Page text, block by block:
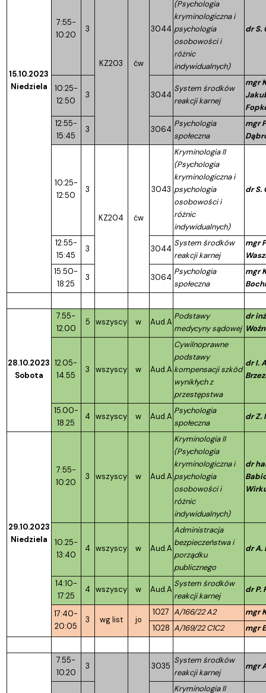
15.10.2023
Niedziela
7:55-
10:20
3
KZ203 ćw
3044
(Psychologia
kryminologiczna i
psychologia
osobowości i
różnic
indywidualnych)
dr S.
10:25-
12:50
3 3044
System środków
reakcji karnej
mgr
12:55-
15:45
3 3064
Psychologia
społeczna
mgr
10:25-
12:50
3
KZ204 ćw
3043
Kryminologia II
(Psychologia
kryminologiczna i
psychologia
osobowości i
różnic
indywidualnych)
dr S.
12:55-
15:45
3 3044
System środków
reakcji karnej
mgr
15:50-
18:25
3 3064
Psychologia
społeczna
mgr
28.10.2023
Sobota
7.55-
12.00
5 wszyscy w Aud.A
Podstawy
medycyny sądowej
dr
12.05-
14.55
3 wszyscy w Aud.A
Cywilnoprawne
podstawy
kompensacji szkód
wynikłych z
przestępstwa
dr I.
15.00-
18.25
4 wszyscy w Aud.A
Psychologia
społeczna
dr Z.
29.10.2023
Niedziela
7:55-
10:20
3 wszyscy w Aud.A
Kryminologia II
(Psychologia
kryminologiczna i
psychologia
osobowości i
różnic
indywidualnych)
dr
10:25-
13:40
4 wszyscy w Aud.A
Administracja
bezpieczeństwa i
porządku
publicznego
dr A.
14:10-
17:25
4 wszyscy w Aud.A
System środków
reakcji karnej
dr P.
17:40-
20:05
3 wg list jo
1027 A/166/22 A2
mgr
1028 A/169/22 C1C2 mgr
7.55-
10.20
3 3035
System środków
reakcji karnej
mgr
Kryminologia II